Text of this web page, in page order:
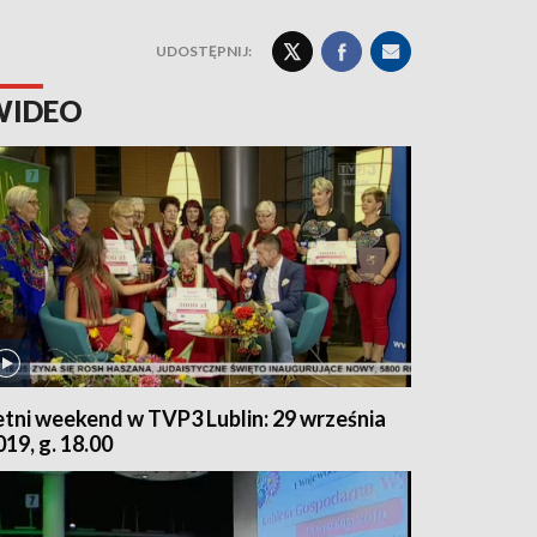
UDOSTĘPNIJ:
weekend w TVP3 Lublin: 29 września
g. 18.00